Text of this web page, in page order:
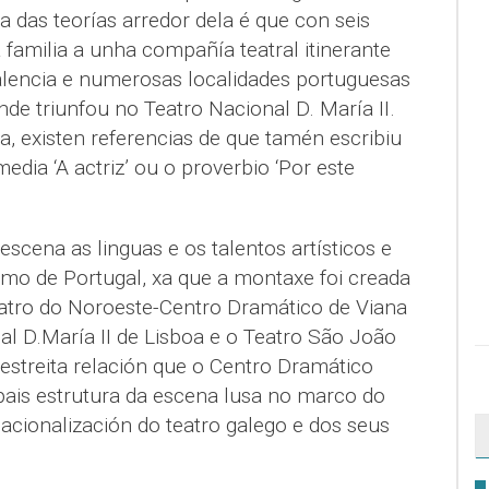
das teorías arredor dela é que con seis
a unha compañía teatral itinerante
e numerosas localidades portuguesas
triunfou no Teatro Nacional D. María II.
existen referencias de que tamén escribiu
‘A actriz’ ou o proverbio ‘Por este
as linguas e os talentos artísticos e
de Portugal, xa que a montaxe foi creada
do Noroeste-Centro Dramático de Viana
D.María II de Lisboa e o Teatro São João
relación que o Centro Dramático
estrutura da escena lusa no marco do
do teatro galego e dos seus